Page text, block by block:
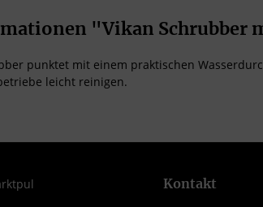
"Vikan Schrubber
punktet mit einem praktischen
leicht reinigen.
Kontakt